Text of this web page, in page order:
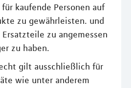
kaufende Personen auf
zu gewährleisten. und
zu angemessen
zu haben.
gilt ausschließlich für
wie unter anderem